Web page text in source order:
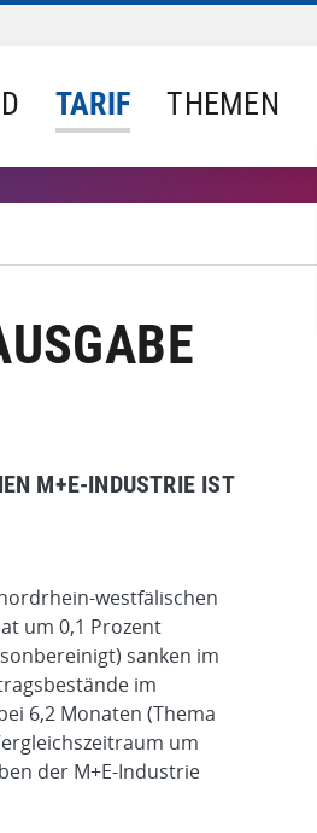
TARIF THEMEN
M+E-INDUSTRIE IST
westfälischen
um 0,1 Prozent
sanken im
im
6,2 Monaten (Thema
um
der M+E‑Industrie